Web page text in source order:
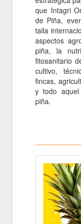
que Intagri
de Piña,
talla
aspectos
piña, la
fitosanitario
cultivo,
fincas,
y todo
piña.